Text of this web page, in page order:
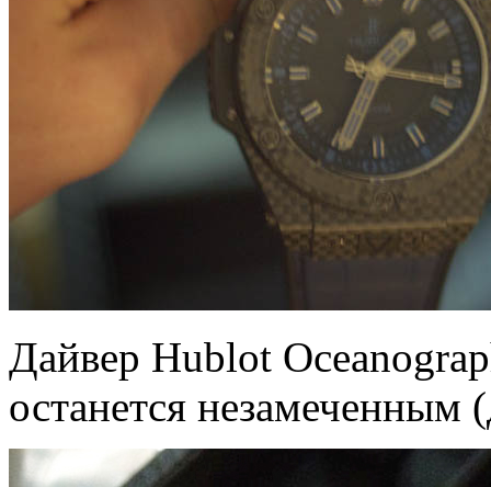
Дайвер Hublot
останется незамеченным